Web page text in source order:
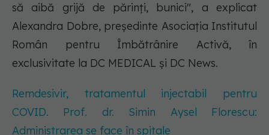
să aibă grijă de părinți, bunici", a explicat
Alexandra Dobre, președinte Asociația Institutul
Român pentru Îmbătrânire Activă, în
exclusivitate la DC MEDICAL și DC News.
Remdesivir, tratamentul injectabil pentru
COVID. Prof. dr. Simin Aysel Florescu:
Administrarea se face în spitale